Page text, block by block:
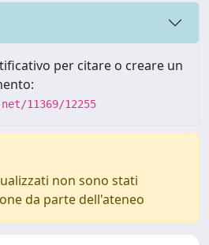
per citare o creare un
11369/12255
non sono stati
da parte dell'ateneo